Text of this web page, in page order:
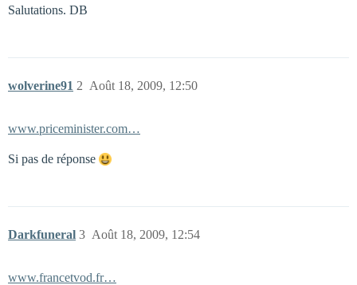
Salutations. DB
wolverine91 Août 18, 2009, 12:50
2
www.priceminister.com…
Si pas de réponse
Darkfuneral Août 18, 2009, 12:54
3
www.francetvod.fr…